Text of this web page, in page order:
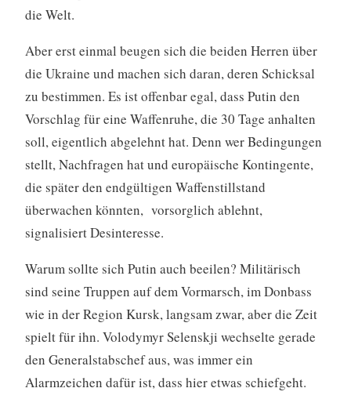
die Welt.
Aber erst einmal beugen sich die beiden Herren über
die Ukraine und machen sich daran, deren Schicksal
zu bestimmen. Es ist offenbar egal, dass Putin den
Vorschlag für eine Waffenruhe, die 30 Tage anhalten
soll, eigentlich abgelehnt hat. Denn wer Bedingungen
stellt, Nachfragen hat und europäische Kontingente,
die später den endgültigen Waffenstillstand
überwachen könnten, vorsorglich ablehnt,
signalisiert Desinteresse.
Warum sollte sich Putin auch beeilen? Militärisch
sind seine Truppen auf dem Vormarsch, im Donbass
wie in der Region Kursk, langsam zwar, aber die Zeit
spielt für ihn. Volodymyr Selenskji wechselte gerade
den Generalstabschef aus, was immer ein
Alarmzeichen dafür ist, dass hier etwas schiefgeht.